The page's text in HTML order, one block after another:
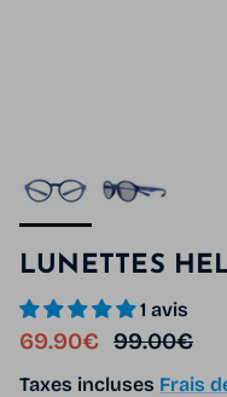
LUNETTES
1 avis
Prix soldé
69.90€ Prix
99.00€
Taxes incluses Frais